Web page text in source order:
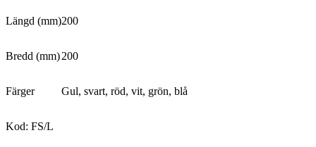
Längd (mm)200
Bredd (mm)200
Färger Gul, svart, röd, vit, grön, blå
Kod: FS/L